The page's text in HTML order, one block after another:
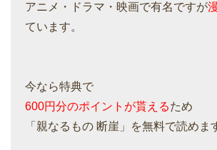
アニメ・ドラマ・映画で有名ですが
ています。
今なら特典で
600円分のポイントが貰えるため
「親なるもの 断崖」を無料で読めま